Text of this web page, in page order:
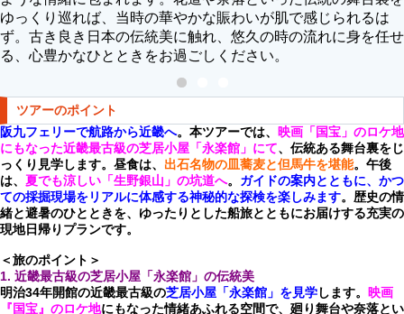
ゆっくり巡れば、当時の華やかな賑わいが肌で感じられるは
ず。古き良き日本の伝統美に触れ、悠久の時の流れに身を任せ
る、心豊かなひとときをお過ごしください。
ツアーのポイント
阪九フェリーで航路から近畿へ。本ツアーでは、 映画「国宝」のロケ地
にもなった近畿最古級の芝居小屋「永楽館」にて、伝統ある舞台裏をじ
っくり見学します。昼食は、 出石名物の皿蕎麦と但馬牛を堪能。午後
は、 夏でも涼しい「生野銀山」の坑道へ。 ガイドの案内とともに、かつ
ての採掘現場をリアルに体感する神秘的な探検を楽しみます。歴史の情
緒と避暑のひとときを、ゆったりとした船旅とともにお届けする充実の
現地日帰りプランです。
＜旅のポイント＞
1. 近畿最古級の芝居小屋「永楽館」の伝統美
明治34年開館の近畿最古級の芝居小屋「永楽館」を見学します。 映画
『国宝』のロケ地にもなった情緒あふれる空間で、廻り舞台や奈落とい